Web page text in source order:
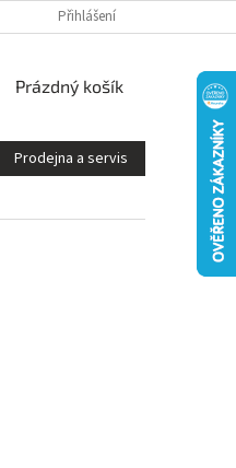
K PROVOZU
Přihlášení
NÁKUPNÍ
Prázdný košík
Prodejna a servis
Kontakty